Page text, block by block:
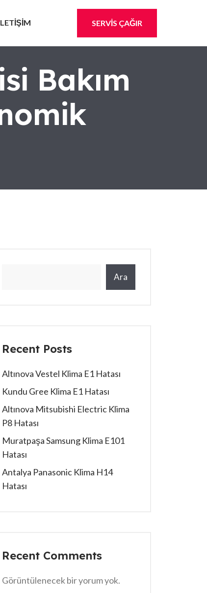
SERVİS ÇAĞIR
Bakım
Ara
Recent Posts
Altınova Vestel Klima E1 Hatası
Kundu Gree Klima E1 Hatası
Altınova Mitsubishi Electric Klima
P8 Hatası
Muratpaşa Samsung Klima E101
Hatası
Antalya Panasonic Klima H14
Hatası
Recent Comments
Görüntülenecek bir yorum yok.